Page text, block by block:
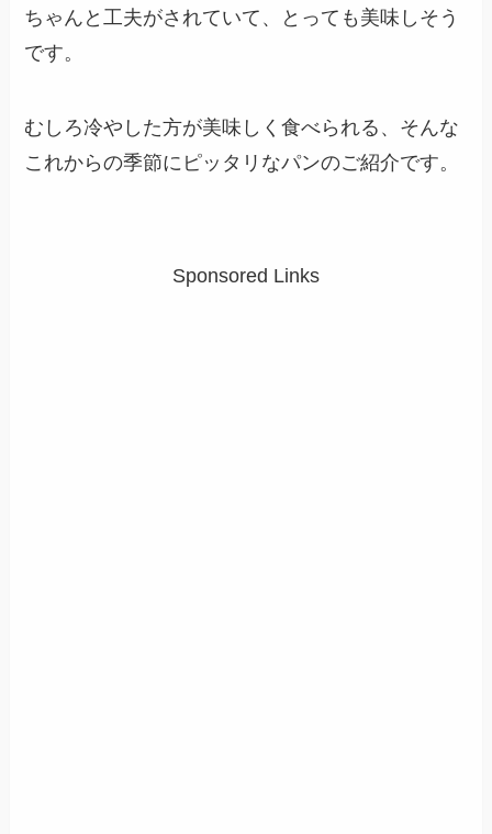
ちゃんと工夫がされていて、とっても美味しそう
です。
むしろ冷やした方が美味しく食べられる、そんな
これからの季節にピッタリなパンのご紹介です。
Sponsored Links